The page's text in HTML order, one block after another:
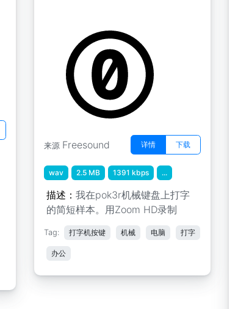
来源 Freesound 详情 下载
wav 2.5 MB 1391 kbps ...
描述： 我在pok3r机械键盘上打字
的简短样本。用Zoom HD录制
Tag: 打字机按键 机械 电脑 打字
办公